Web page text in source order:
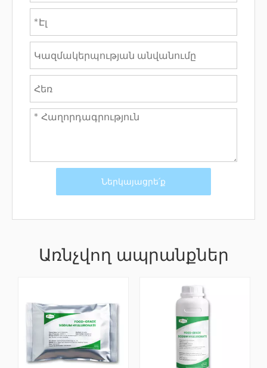
Ներկայացրե՛ք
Առնչվող ապրանքներ